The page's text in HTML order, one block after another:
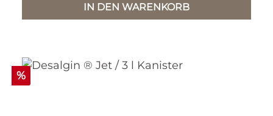
IN DEN WARENKORB
Rabatt
%